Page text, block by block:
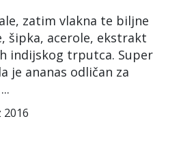
zatim vlakna te biljne
šipka, acerole, ekstrakt
indijskog trputca. Super
je ananas odličan za